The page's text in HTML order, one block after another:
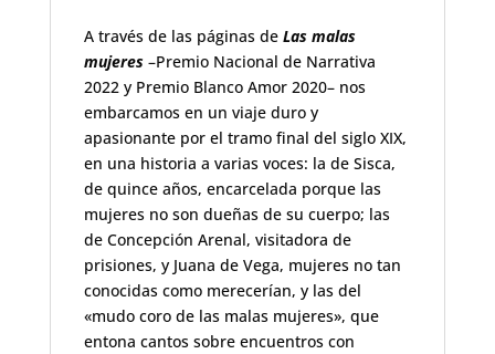
A través de las páginas de Las malas
mujeres–Premio Nacional de Narrativa
2022 y Premio Blanco Amor 2020– nos
embarcamos en un viaje duro y
apasionante por el tramo final del siglo XIX,
en una historia a varias voces: la de Sisca,
de quince años, encarcelada porque las
mujeres no son dueñas de su cuerpo; las
de Concepción Arenal, visitadora de
prisiones, y Juana de Vega, mujeres no tan
conocidas como merecerían, y las del
«mudo coro de las malas mujeres», que
entona cantos sobre encuentros con